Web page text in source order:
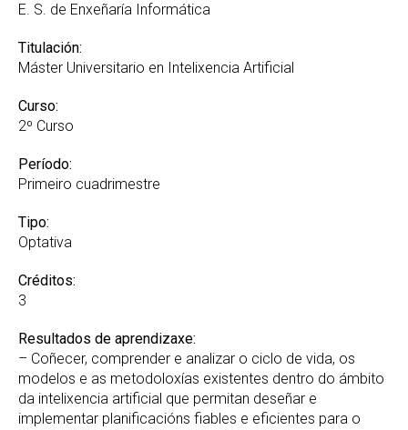
E. S. de Enxeñaría Informática
Titulación:
Máster Universitario en Intelixencia Artificial
Curso:
2º Curso
Período:
Primeiro cuadrimestre
Tipo:
Optativa
Créditos:
3
Resultados de aprendizaxe:
– Coñecer, comprender e analizar o ciclo de vida, os
modelos e as metodoloxías existentes dentro do ámbito
da intelixencia artificial que permitan deseñar e
implementar planificacións fiables e eficientes para o